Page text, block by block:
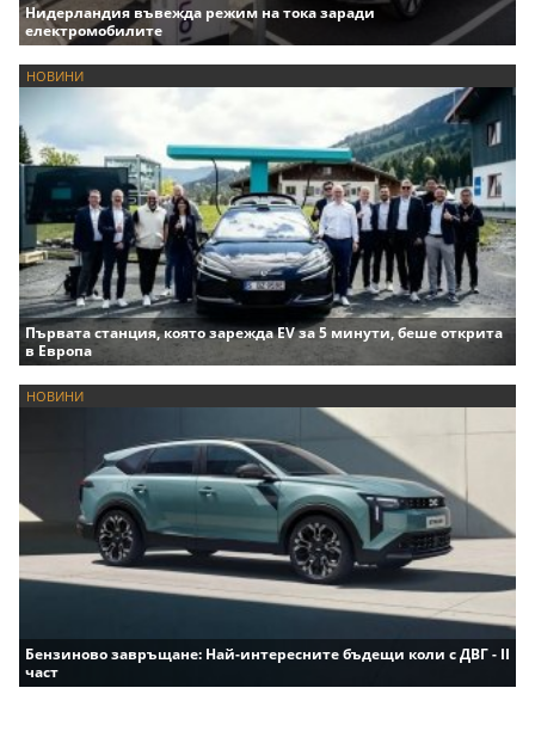
Нидерландия въвежда режим на тока заради
електромобилите
НОВИНИ
Първата станция, която зарежда EV за 5 минути, беше открита
в Европа
НОВИНИ
Бензиново завръщане: Най-интересните бъдещи коли с ДВГ - II
част